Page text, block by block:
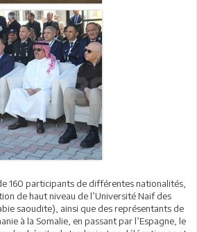
160 participants de différentes nationalités,
de haut niveau de l’Université Naif des
saoudite), ainsi que des représentants de
à la Somalie, en passant par l’Espagne, le